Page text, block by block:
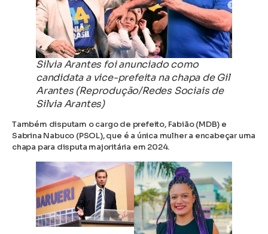
Silvia Arantes foi anunciado como
candidata a vice-prefeita na chapa de Gil
Arantes (Reprodução/Redes Sociais de
Silvia Arantes)
Também disputam o cargo de prefeito, Fabião (MDB) e
Sabrina Nabuco (PSOL), que é a única mulher a encabeçar uma
chapa para disputa majoritária em 2024.